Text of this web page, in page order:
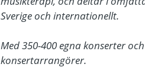
Sverige och internationellt.
Med 350-400 egna konserter
konsertarrangörer.